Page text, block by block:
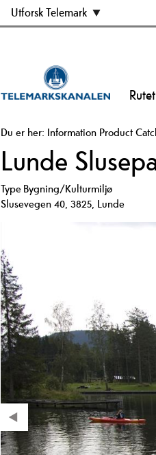
Utforsk Telemark
Du er her: Information Product
Lunde
TypeBygning/Kulturmiljø
Slusevegen 40, 3825, Lunde